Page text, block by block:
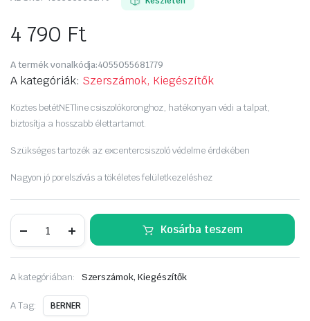
4 790 Ft
A termék vonalkódja:4055055681779
A kategóriák: Szerszámok, Kiegészítők
Köztes betétNETline csiszolókoronghoz, hatékonyan védi a talpat,
biztosítja a hosszabb élettartamot.
Szükséges tartozék az excentercsiszoló védelme érdekében
Nagyon jó porelszívás a tökéletes felületkezeléshez
Közbenső
Ø
mm
csiszolókoronghoz
mennyiség
Kosárba teszem
A kategóriában: Szerszámok, Kiegészítők
A Tag: BERNER